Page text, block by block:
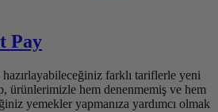
Pay
farklı tariflerle yeni
ürünlerimizle hem denenmemiş ve hem
yemekler yapmanıza yardımcı olmak